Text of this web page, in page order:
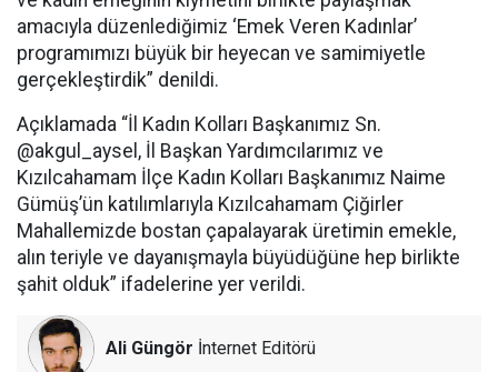
amacıyla düzenlediğimiz ‘Emek Veren Kadınlar’
programımızı büyük bir heyecan ve samimiyetle
gerçekleştirdik” denildi.
Açıklamada “İl Kadın Kolları Başkanımız Sn.
@akgul_aysel, İl Başkan Yardımcılarımız ve
Kızılcahamam İlçe Kadın Kolları Başkanımız Naime
Gümüş’ün katılımlarıyla Kızılcahamam Çiğirler
Mahallemizde bostan çapalayarak üretimin emekle,
alın teriyle ve dayanışmayla büyüdüğüne hep birlikte
şahit olduk” ifadelerine yer verildi.
Ali Güngör İnternet Editörü